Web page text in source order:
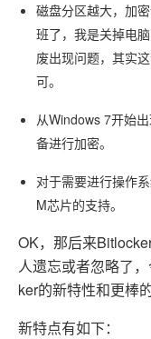
磁盘分区越大，加
班了，我是关掉电
废出现问题，其实
可。
从Windows 7开始
备进行加密。
对于需要进行操作
M芯片的支持。
OK，那后来
人遗忘或者忽略了
ker的新特性和更棒
新特点有如下：